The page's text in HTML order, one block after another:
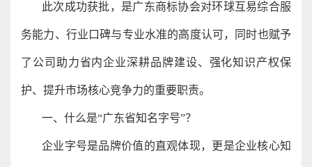
此次成功获批，是广东商标协会对环球互易综合服
务能力、行业口碑与专业水准的高度认可，同时也赋予
了公司助力省内企业深耕品牌建设、强化知识产权保
护、提升市场核心竞争力的重要职责。
一、什么是“广东省知名字号”？
企业字号是品牌价值的直观体现，更是企业核心知